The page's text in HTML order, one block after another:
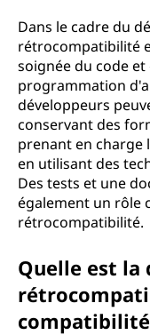
Dans le cadre du
rétrocompatibilité
soignée du code
programmation
développeurs
conservant des
prenant en charge
en utilisant des
Des tests et une
également un rôle
rétrocompatibilité.
Quelle est la
compatibilité